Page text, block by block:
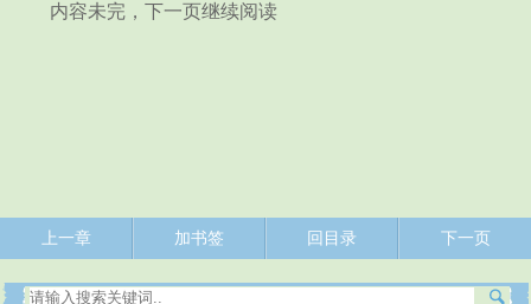
内容未完，下一页继续阅读
上一章 加书签 回目录 下一页